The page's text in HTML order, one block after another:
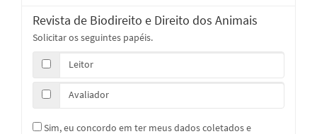
Revista de Biodireito e Direito dos Animais
Solicitar os seguintes papéis.
Leitor
Avaliador